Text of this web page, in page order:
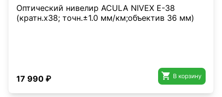
Оптический нивелир ACULA NIVEX E-38
(кратн.х38; точн.±1.0 мм/км;объектив 36 мм)
17 990 ₽  В корзину